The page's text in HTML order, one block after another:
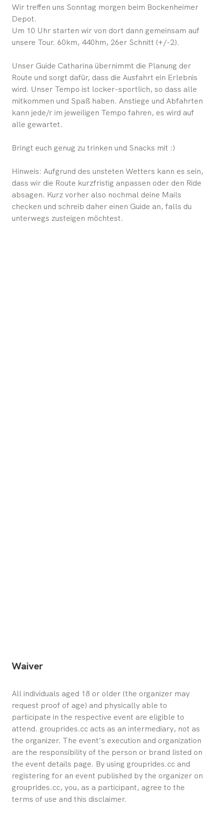
Wir treffen uns Sonntag morgen beim Bockenheimer
Depot.
Um 10 Uhr starten wir von dort dann gemeinsam auf
unsere Tour. 60km, 440hm, 26er Schnitt (+/-2).
Unser Guide Catharina übernimmt die Planung der
Route und sorgt dafür, dass die Ausfahrt ein Erlebnis
wird. Unser Tempo ist locker-sportlich, so dass alle
mitkommen und Spaß haben. Anstiege und Abfahrten
kann jede/r im jeweiligen Tempo fahren, es wird auf
alle gewartet.
Bringt euch genug zu trinken und Snacks mit :)
Hinweis: Aufgrund des unsteten Wetters kann es sein,
dass wir die Route kurzfristig anpassen oder den Ride
absagen. Kurz vorher also nochmal deine Mails
checken und schreib daher einen Guide an, falls du
unterwegs zusteigen möchtest.
Waiver
All individuals aged 18 or older (the organizer may
request proof of age) and physically able to
participate in the respective event are eligible to
attend. grouprides.cc acts as an intermediary, not as
the organizer. The event’s execution and organization
are the responsibility of the person or brand listed on
the event details page. By using grouprides.cc and
registering for an event published by the organizer on
grouprides.cc, you, as a participant, agree to the
terms of use and this disclaimer.